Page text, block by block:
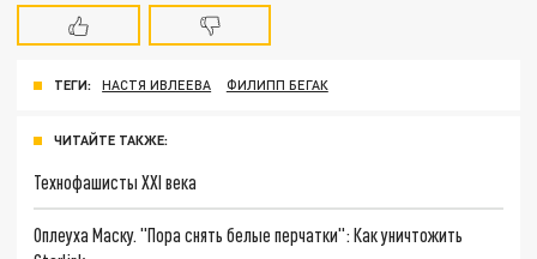
ТЕГИ: НАСТЯ ИВЛЕЕВА ФИЛИПП БЕГАК
ЧИТАЙТЕ ТАКЖЕ:
Технофашисты XXI века
Оплеуха Маску. "Пора снять белые перчатки": Как уничтожить